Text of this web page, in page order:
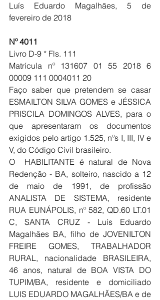
Luís Eduardo Magalhães, 5 de
fevereiro de 2018
Nº 4011
Livro D-9 * Fls. 111
Matrícula nº 131607 01 55 2018 6
00009 111 0004011 20
Faço saber que pretendem se casar
ESMAILTON SILVA GOMES e JÉSSICA
PRISCILA DOMINGOS ALVES, para o
que apresentaram os documentos
exigidos pelo artigo 1.525, nºs I, III, IV e
V, do Código Civil brasileiro.
O  HABILITANTE é natural de Nova
Redenção - BA, solteiro, nascido a 12
de maio de 1991, de profissão
ANALISTA DE SISTEMA, residente
RUA EUNÁPOLIS, nº 582, QD.60 LT.01
C, SANTA CRUZ - Luís Eduardo
Magalhães BA, filho de JOVENILTON
FREIRE GOMES, TRABALHADOR
RURAL, nacionalidade BRASILEIRA,
46 anos, natural de BOA VISTA DO
TUPIM/BA, residente e domiciliado
LUIS EDUARDO MAGALHÃES/BA e de